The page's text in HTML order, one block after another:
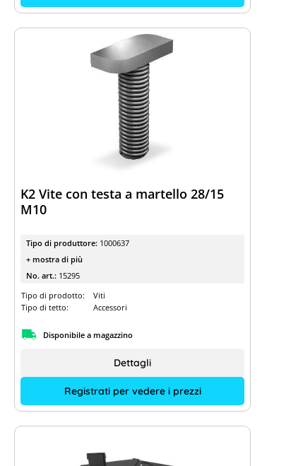
K2 Vite con testa a martello 28/15
M10
Tipo di produttore: 1000637
+ mostra di più
No. art.: 15295
Tipo di prodotto:
Viti
Tipo di tetto:
Accessori
Disponibile a magazzino
Registrati per vedere i prezzi
Dettagli